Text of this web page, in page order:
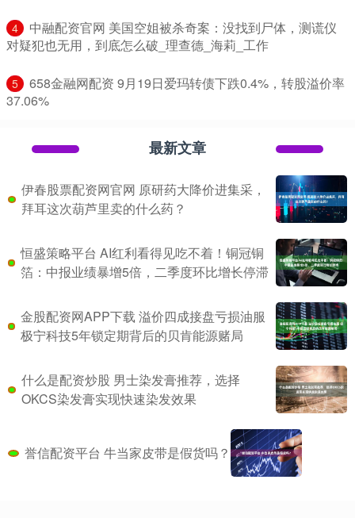
4
​中融配资官网 美国空姐被杀奇案：没找到尸体，测谎仪
对疑犯也无用，到底怎么破_理查德_海莉_工作
5
​658金融网配资 9月19日爱玛转债下跌0.4%，转股溢价率
37.06%
最新文章
伊春股票配资网官网 原研药大降价进集采，
拜耳这次葫芦里卖的什么药？
恒盛策略平台 AI红利看得见吃不着！铜冠铜
箔：中报业绩暴增5倍，二季度环比增长停滞
金股配资网APP下载 溢价四成接盘亏损油服
极宁科技5年锁定期背后的贝肯能源赌局
什么是配资炒股 男士染发膏推荐，选择
OKCS染发膏实现快速染发效果
誉信配资平台 牛当家皮带是假货吗？